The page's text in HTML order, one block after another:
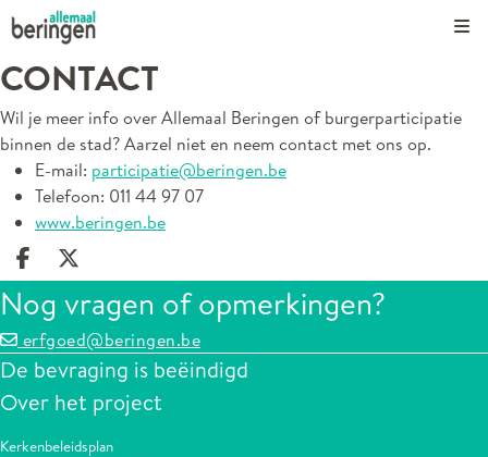
CONTACT
Wil je meer info over Allemaal Beringen of burgerparticipatie
binnen de stad? Aarzel niet en neem contact met ons op.
E-mail: participatie@beringen.be
Telefoon: 011 44 97 07
www.beringen.be
Deel op facebook
Deel op X
Nog vragen of opmerkingen?
erfgoed@beringen.be
De bevraging is beëindigd
Over het project
Kerkenbeleidsplan